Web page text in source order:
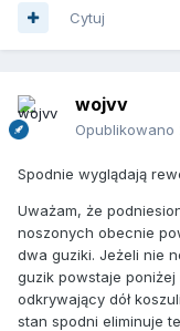
Cytuj
wojvv
Opublikowano
Spodnie wyglądają
Uważam, że
noszonych obecnie
dwa guziki. Jeżeli nie
guzik powstaje poniżej
odkrywający dół
stan spodni eliminuje